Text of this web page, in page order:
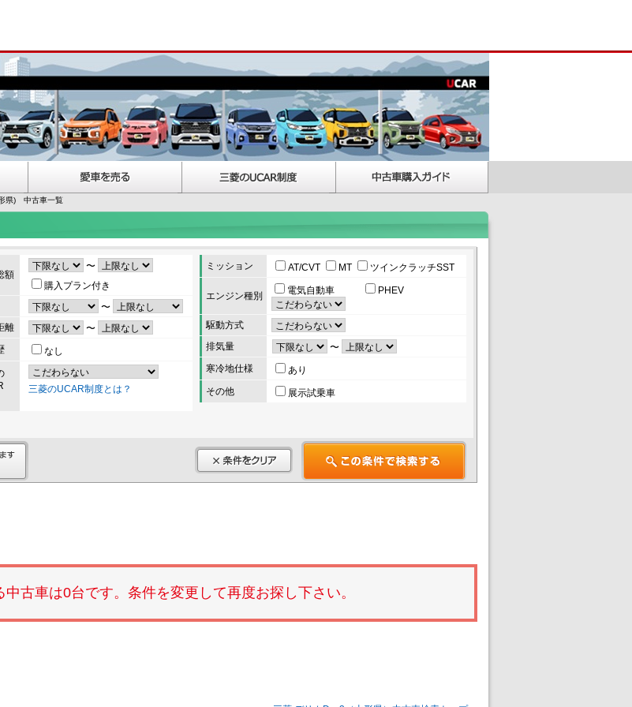
県) 中古車一覧
額
〜
購入プラン付き
〜
離
〜
なし
三菱のUCAR制度とは？
ミッション AT/CVT MT ツインクラッチSST
エンジン種別 電気自動車 PHEV
駆動方式
排気量
〜
寒冷地仕様
あり
その他
展示試乗車
古車は0台です。条件を変更して再度お探し下さい。